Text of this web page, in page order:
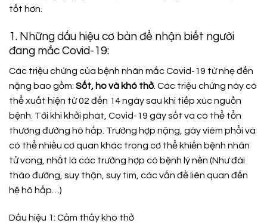
tốt hơn.
1. Những dấu hiệu cơ bản để nhận biết người
đang mắc Covid-19:
Các triệu chứng của bệnh nhân mắc Covid-19 từ nhẹ đến
nặng bao gồm: Sốt, ho và khó thở. Các triệu chứng này có
thể xuất hiện từ 02 đến 14 ngày sau khi tiếp xúc nguồn
bệnh. Tới khi khởi phát, Covid-19 gây sốt và có thể tổn
thương đường hô hấp. Trường hợp nặng, gây viêm phổi và
có thể nhiều cơ quan khác trong cơ thể khiến bệnh nhân
tử vong, nhất là các trường hợp có bệnh lý nền (Như đái
tháo đường, suy thận, suy tim, các vấn đề liên quan đến
hệ hô hấp…)
Dấu hiệu 1: Cảm thấy khó thở